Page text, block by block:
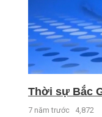
Thời sự Bắc
7 năm trước 4,872